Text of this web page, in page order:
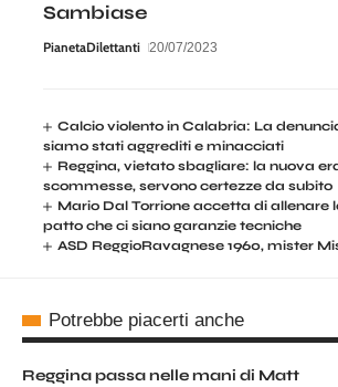
Sambiase
PianetaDilettanti 20/07/2023
Calcio violento in Calabria: La
siamo stati aggrediti e minacciati
Reggina, vietato sbagliare: la nuova
scommesse, servono certezze da subito
Mario Dal Torrione accetta di allenare
patto che ci siano garanzie tecniche
ASD ReggioRavagnese 1960, mister
Potrebbe piacerti anche
Reggina passa nelle mani di Matt